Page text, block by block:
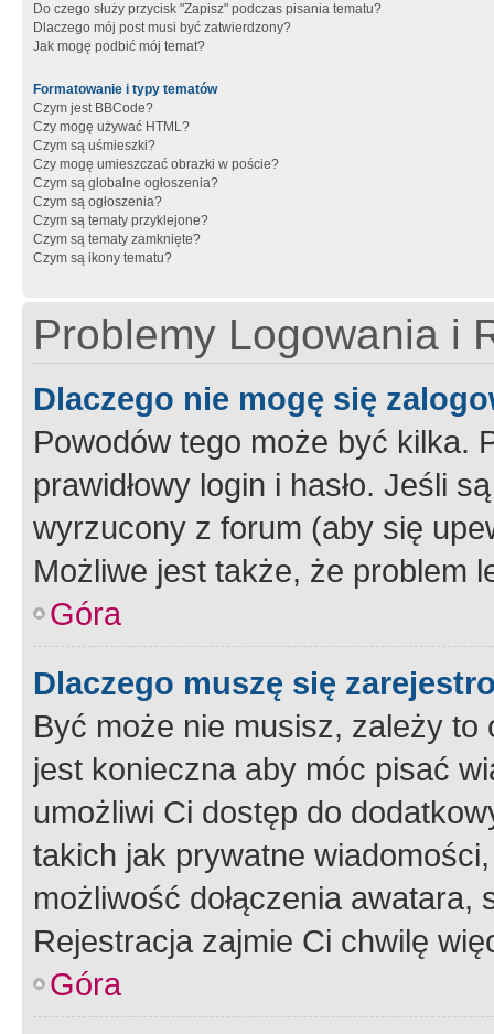
Do czego służy przycisk "Zapisz" podczas pisania tematu?
Dlaczego mój post musi być zatwierdzony?
Jak mogę podbić mój temat?
Formatowanie i typy tematów
Czym jest BBCode?
Czy mogę używać HTML?
Czym są uśmieszki?
Czy mogę umieszczać obrazki w poście?
Czym są globalne ogłoszenia?
Czym są ogłoszenia?
Czym są tematy przyklejone?
Czym są tematy zamknięte?
Czym są ikony tematu?
Problemy Logowania i
Dlaczego nie mogę się
Powodów tego może być kilka.
prawidłowy login i hasło. Jeśli
wyrzucony z forum (aby się
Możliwe jest także, że problem
Góra
Dlaczego muszę się
Być może nie musisz, zależy
jest konieczna aby móc pisać
umożliwi Ci dostęp do
takich jak prywatne
możliwość dołączenia
Rejestracja zajmie Ci chwilę
Góra